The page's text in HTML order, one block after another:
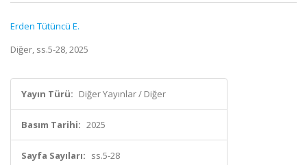
Erden Tütüncü E.
Diğer, ss.5-28, 2025
Yayın Türü: Diğer Yayınlar / Diğer
Basım Tarihi: 2025
Sayfa Sayıları: ss.5-28